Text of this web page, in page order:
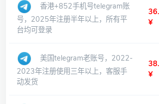
香港+852手机号telegram账
号，2025年注册半年以上，所有平
台均可登录
¥
美国telegram老账号，2022-
2023年注册使用三年以上，客服手
动发货
¥